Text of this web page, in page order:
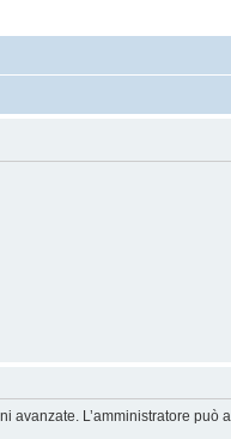
L’amministratore può